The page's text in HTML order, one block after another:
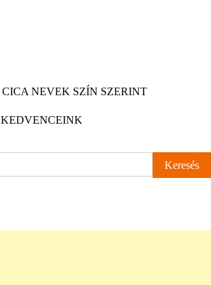
CICA NEVEK SZÍN SZERINT
KEDVENCEINK